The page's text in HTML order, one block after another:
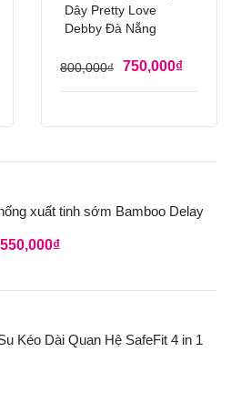
Dây Pretty Love
Debby Đà Nẵng
800,000₫ 750,000₫
xuất tinh sớm Bamboo Delay
550,000₫
Kéo Dài Quan Hệ SafeFit 4 in 1